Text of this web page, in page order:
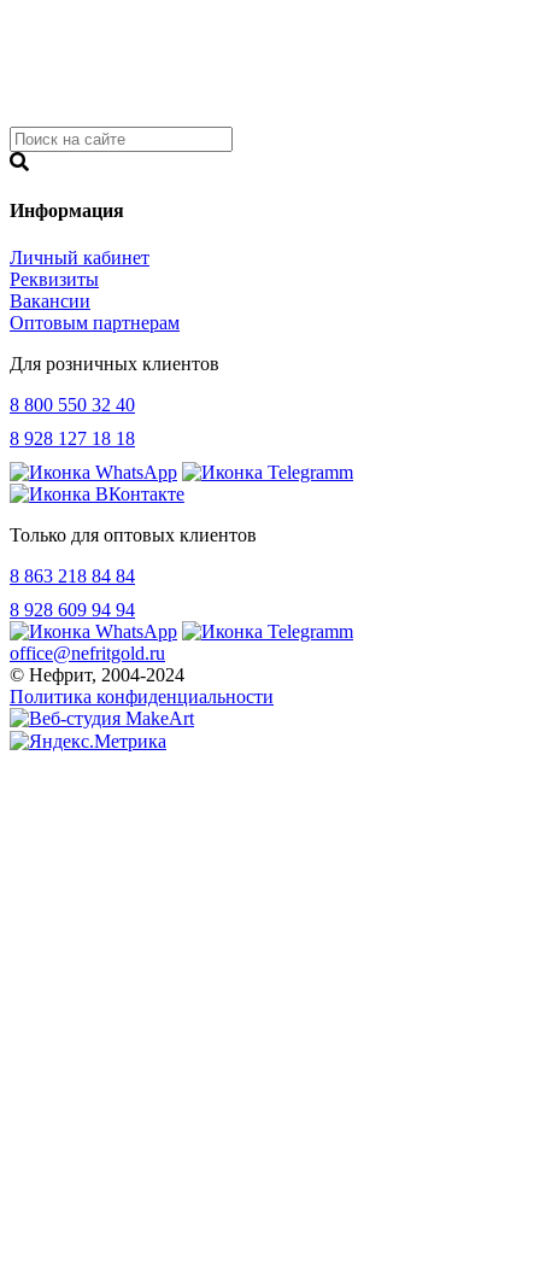
Информация
Личный кабинет
Реквизиты
Вакансии
Оптовым партнерам
Для розничных клиентов
8 800 550 32 40
8 928 127 18 18
Только для оптовых клиентов
8 863 218 84 84
8 928 609 94 94
office@nefritgold.ru
© Нефрит, 2004-2024
Политика конфиденциальности